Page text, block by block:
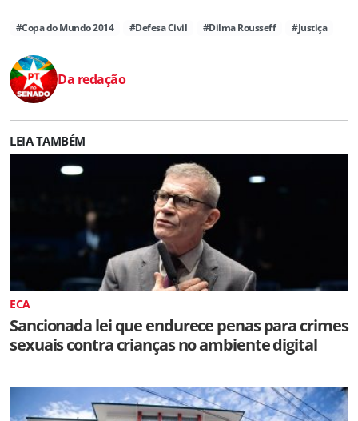
#Copa do Mundo 2014 #Defesa Civil #Dilma Rousseff #Justiça
Da redação
LEIA TAMBÉM
ECA
Sancionada lei que endurece penas para crimes
sexuais contra crianças no ambiente digital